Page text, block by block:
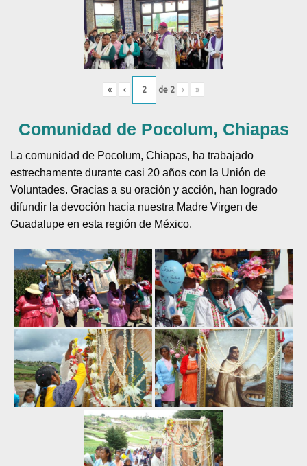
« ‹ de 2 › »
Comunidad de Pocolum, Chiapas
La comunidad de Pocolum, Chiapas, ha trabajado
estrechamente durante casi 20 años con la Unión de
Voluntades. Gracias a su oración y acción, han logrado
difundir la devoción hacia nuestra Madre Virgen de
Guadalupe en esta región de México.